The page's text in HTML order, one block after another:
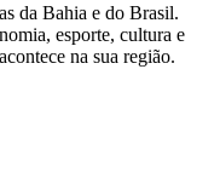
da Bahia e do Brasil.
esporte, cultura e
na sua região.